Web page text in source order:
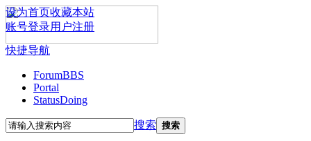
设为首页收藏本站
账号登录用户注册
快捷导航
ForumBBS
Portal
StatusDoing
搜索 搜索